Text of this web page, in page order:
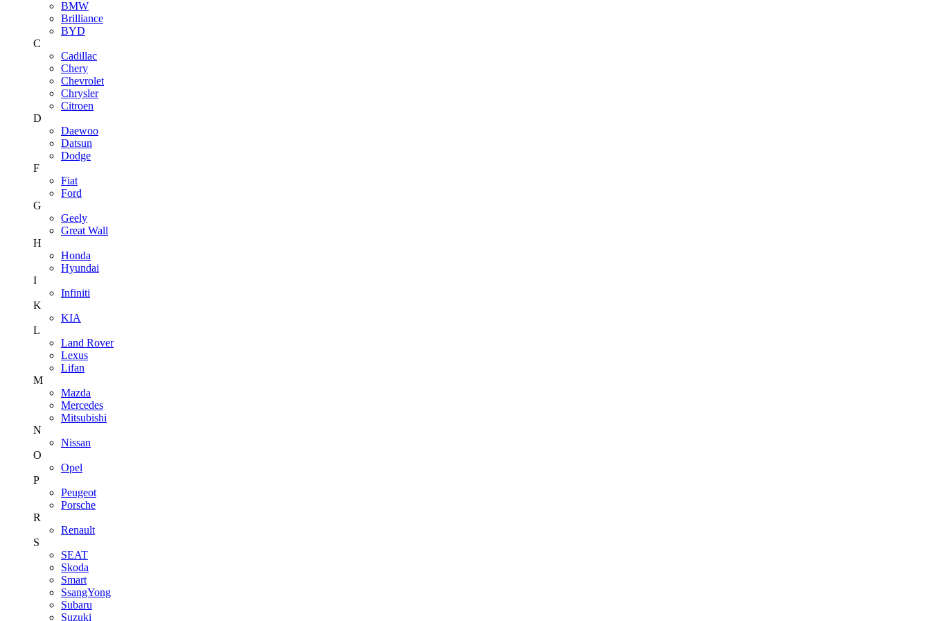
BMW
Brilliance
BYD
C
Cadillac
Chery
Chevrolet
Chrysler
Citroen
D
Daewoo
Datsun
Dodge
F
Fiat
Ford
G
Geely
Great Wall
H
Honda
Hyundai
I
Infiniti
K
KIA
L
Land Rover
Lexus
Lifan
M
Mazda
Mercedes
Mitsubishi
N
Nissan
O
Opel
P
Peugeot
Porsche
R
Renault
S
SEAT
Skoda
Smart
SsangYong
Subaru
Suzuki